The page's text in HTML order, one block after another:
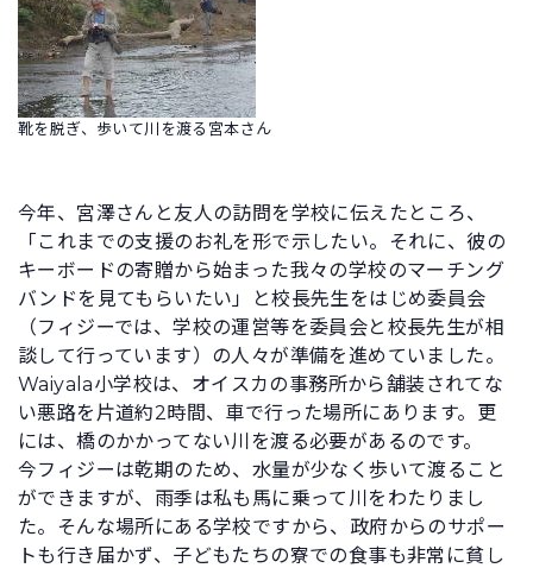
靴を脱ぎ、歩いて川を渡る宮本さん
今年、宮澤さんと友人の訪問を学校に伝えたところ、
「これまでの支援のお礼を形で示したい。それに、彼の
キーボードの寄贈から始まった我々の学校のマーチング
バンドを見てもらいたい」と校長先生をはじめ委員会
（フィジーでは、学校の運営等を委員会と校長先生が相
談して行っています）の人々が準備を進めていました。
Waiyala小学校は、オイスカの事務所から舗装されてな
い悪路を片道約2時間、車で行った場所にあります。更
には、橋のかかってない川を渡る必要があるのです。
今フィジーは乾期のため、水量が少なく歩いて渡ること
ができますが、雨季は私も馬に乗って川をわたりまし
た。そんな場所にある学校ですから、政府からのサポー
トも行き届かず、子どもたちの寮での食事も非常に貧し